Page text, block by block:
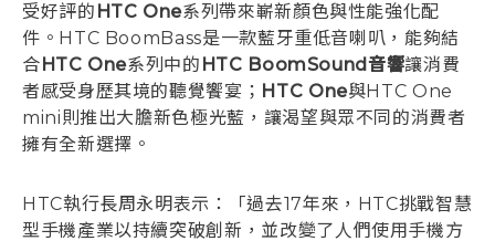
受好評的 HTC One系列帶來嶄新顏色與性能強化配
件。HTC BoomBass是一款藍牙重低音喇叭，能夠結
合HTC One系列中的 HTC BoomSound音響讓消費
者感受身歷其境的聽覺饗宴； HTC One與HTC One
mini則推出大膽新色極光藍，讓渴望與眾不同的消費者
擁有全新選擇。
HTC執行長周永明表示：「過去17年來，HTC挑戰智慧
型手機產業以持續突破創新，並改變了人們使用手機方